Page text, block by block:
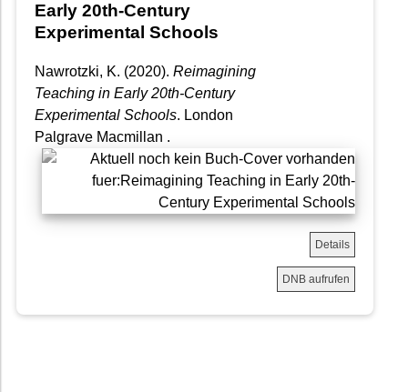
Early 20th-Century
Experimental Schools
Nawrotzki, K. (2020). Reimagining
Teaching in Early 20th-Century
Experimental Schools. London
Palgrave Macmillan .
Details
DNB aufrufen